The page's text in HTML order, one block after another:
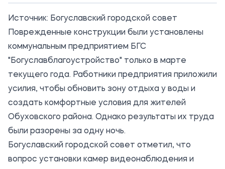
Источник: Богуславский городской совет
Поврежденные конструкции были установлены
коммунальным предприятием БГС
"Богуславблагоустройство" только в марте
текущего года. Работники предприятия приложили
усилия, чтобы обновить зону отдыха у воды и
создать комфортные условия для жителей
Обуховского района. Однако результаты их труда
были разорены за одну ночь.
Богуславский городской совет отметил, что
вопрос установки камер видеонаблюдения и